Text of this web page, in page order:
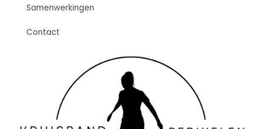
Samenwerkingen
Contact